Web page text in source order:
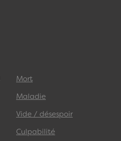
Mort
Maladie
Vide / désespoir
Culpabilité